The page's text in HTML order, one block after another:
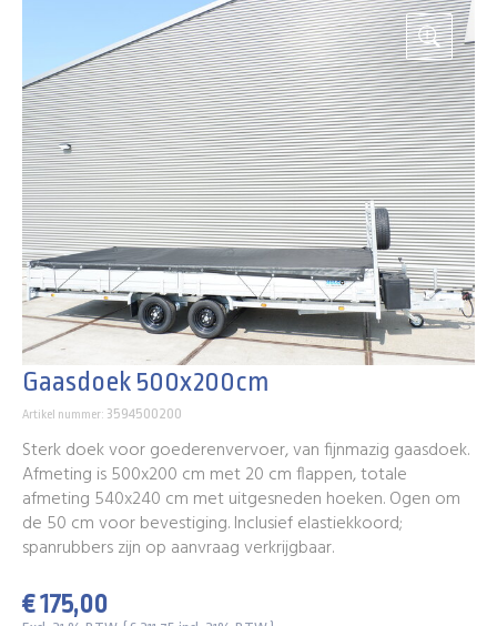
Gaasdoek 500x200cm
Artikel nummer: 3594500200
Sterk doek voor goederenvervoer, van fijnmazig gaasdoek.
Afmeting is 500x200 cm met 20 cm flappen, totale
afmeting 540x240 cm met uitgesneden hoeken. Ogen om
de 50 cm voor bevestiging. Inclusief elastiekkoord;
spanrubbers zijn op aanvraag verkrijgbaar.
€ 175,00